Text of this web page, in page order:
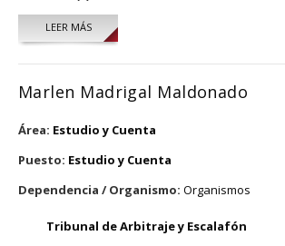
LEER MÁSSOBRE CONSUELO RODRÍGUEZ AGUILERA
Marlen Madrigal Maldonado
Área: Estudio y Cuenta
Puesto: Estudio y Cuenta
Dependencia / Organismo: Organismos
Tribunal de Arbitraje y Escalafón